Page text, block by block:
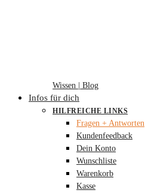
Wissen | Blog
Infos für dich
HILFREICHE LINKS
Fragen + Antworten
Kundenfeedback
Dein Konto
Wunschliste
Warenkorb
Kasse